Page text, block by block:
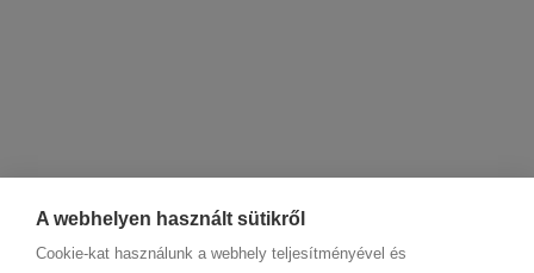
A webhelyen használt sütikről
Cookie-kat használunk a webhely teljesítményével és